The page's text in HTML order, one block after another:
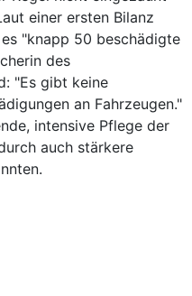
einer ersten Bilanz
"knapp 50 beschädigte
des
"Es gibt keine
an Fahrzeugen."
intensive Pflege der
auch stärkere